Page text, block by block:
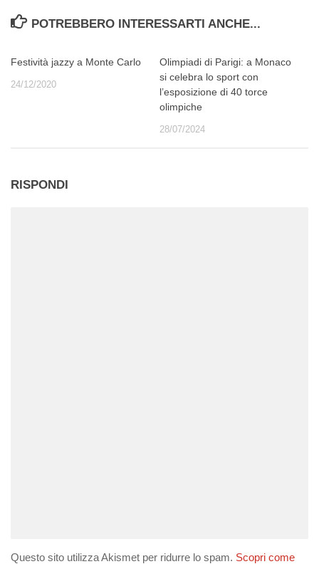
POTREBBERO INTERESSARTI ANCHE...
Festività jazzy a Monte Carlo
24/12/2020
Olimpiadi di Parigi: a Monaco
si celebra lo sport con
l’esposizione di 40 torce
olimpiche
28/07/2024
RISPONDI
Questo sito utilizza Akismet per ridurre lo spam. Scopri come